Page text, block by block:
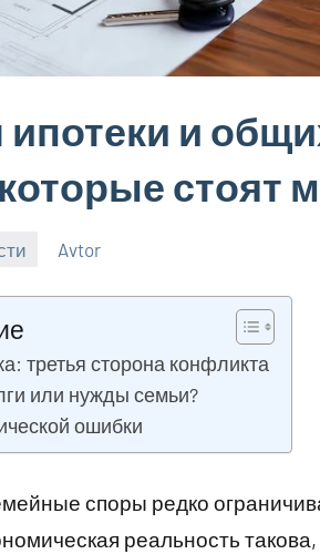
ипотеки и
стоят
Avtor
третья сторона конфликта
или нужды семьи?
ошибки
споры редко
реальность